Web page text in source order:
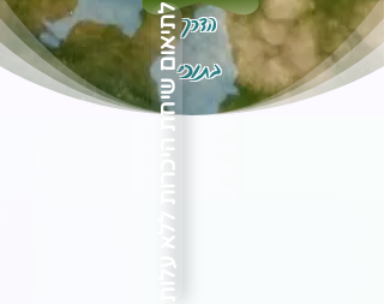
הדרך
בתוכילתיאום שיחת היכרות ללא עלות